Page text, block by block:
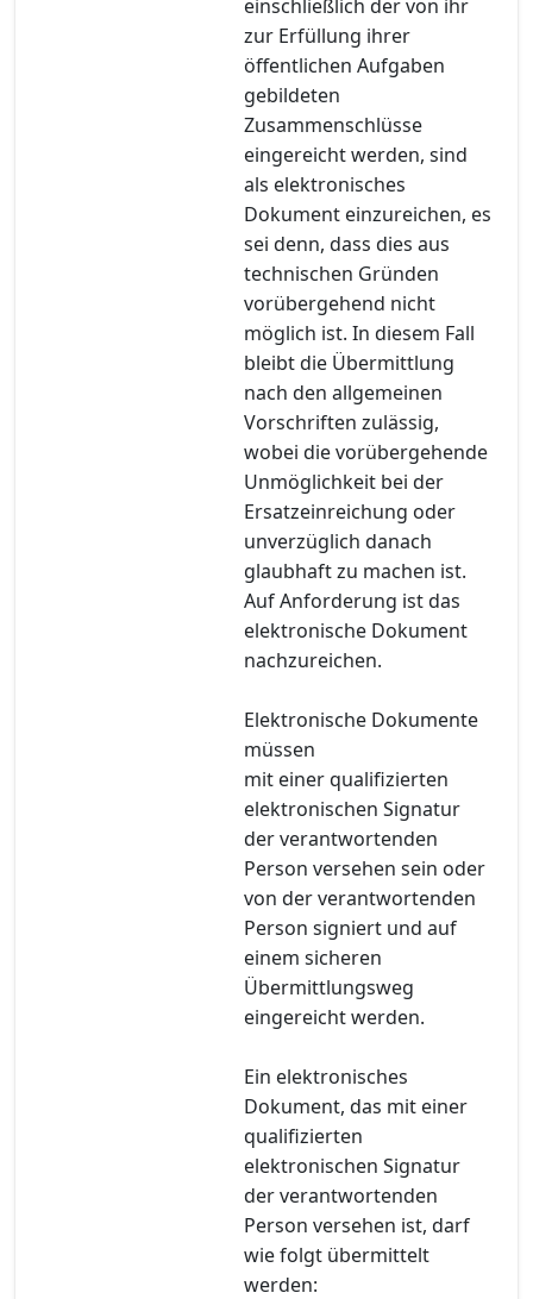
einschließlich der von ihr
zur Erfüllung ihrer
öffentlichen Aufgaben
gebildeten
Zusammenschlüsse
eingereicht werden, sind
als elektronisches
Dokument einzureichen, es
sei denn, dass dies aus
technischen Gründen
vorübergehend nicht
möglich ist. In diesem Fall
bleibt die Übermittlung
nach den allgemeinen
Vorschriften zulässig,
wobei die vorübergehende
Unmöglichkeit bei der
Ersatzeinreichung oder
unverzüglich danach
glaubhaft zu machen ist.
Auf Anforderung ist das
elektronische Dokument
nachzureichen.
Elektronische Dokumente
müssen
mit einer qualifizierten
elektronischen Signatur
der verantwortenden
Person versehen sein oder
von der verantwortenden
Person signiert und auf
einem sicheren
Übermittlungsweg
eingereicht werden.
Ein elektronisches
Dokument, das mit einer
qualifizierten
elektronischen Signatur
der verantwortenden
Person versehen ist, darf
wie folgt übermittelt
werden: